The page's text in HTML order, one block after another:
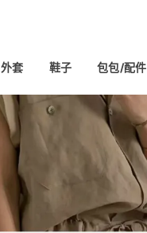
外套 鞋子 包包/配件